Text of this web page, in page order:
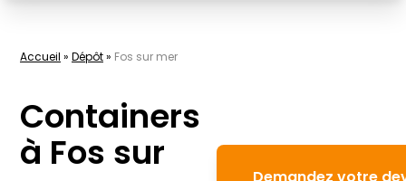
Accueil» Dépôt» Fos sur mer
Containers
à Fos sur